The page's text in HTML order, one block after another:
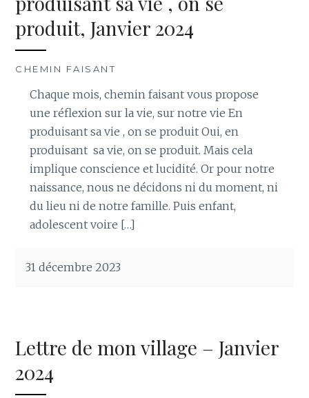
produit, Janvier 2024
CHEMIN FAISANT
Chaque mois, chemin faisant vous propose
une réflexion sur la vie, sur notre vie En
produisant sa vie , on se produit Oui, en
produisant sa vie, on se produit. Mais cela
implique conscience et lucidité. Or pour notre
naissance, nous ne décidons ni du moment, ni
du lieu ni de notre famille. Puis enfant,
adolescent voire […]
31 décembre 2023
Lettre de mon village – Janvier
2024